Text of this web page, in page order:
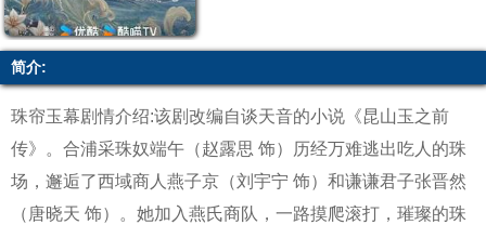
简介:
珠帘玉幕剧情介绍:该剧改编自谈天音的小说《昆山玉之前
传》。合浦采珠奴端午（赵露思 饰）历经万难逃出吃人的珠
场，邂逅了西域商人燕子京（刘宇宁 饰）和谦谦君子张晋然
（唐晓天 饰）。她加入燕氏商队，一路摸爬滚打，璀璨的珠